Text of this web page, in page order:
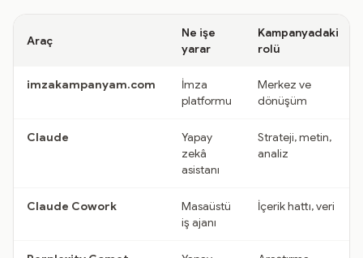
Araç
Ne işe
yarar
Kampanyadaki
rolü
imzakampanyam.com
İmza
platformu
Merkez ve
dönüşüm
Claude
Yapay
zekâ
asistanı
Strateji, metin,
analiz
Claude Cowork
Masaüstü
iş ajanı
İçerik hattı, veri